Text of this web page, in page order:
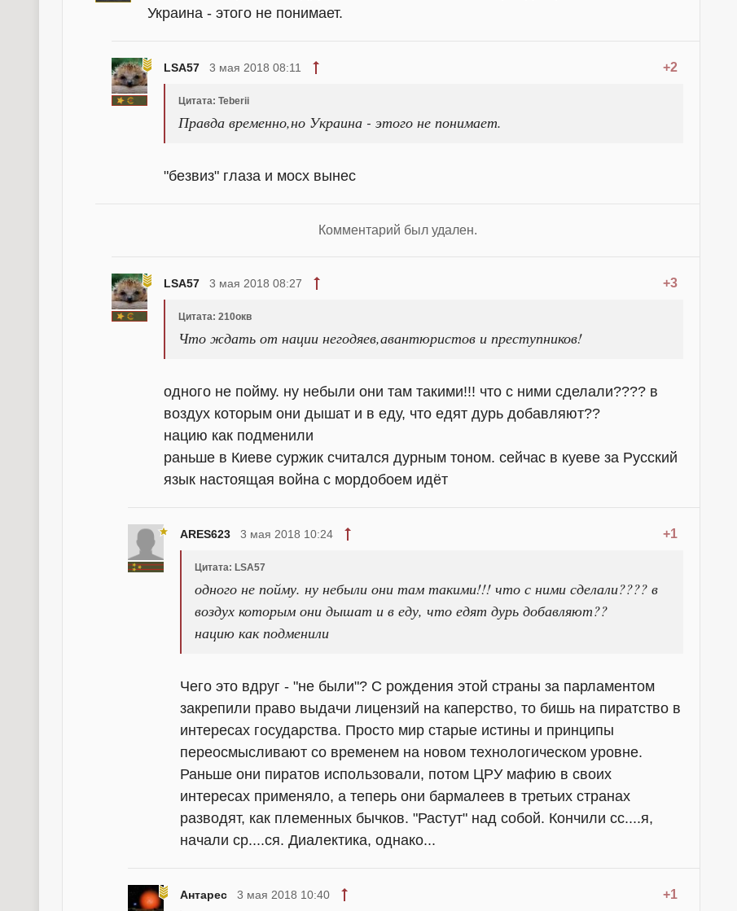
Украина - этого не понимает.
LSA57 +2
3 мая 2018 08:11
Цитата: Teberii
Правда временно,но Украина - этого не понимает.
"безвиз" глаза и мосх вынес
Комментарий был удален.
LSA57 +3
3 мая 2018 08:27
Цитата: 210окв
Что ждать от нации негодяев,авантюристов и преступников!
одного не пойму. ну небыли они там такими!!! что с ними сделали???? в
воздух которым они дышат и в еду, что едят дурь добавляют??
нацию как подменили
раньше в Киеве суржик считался дурным тоном. сейчас в куеве за Русский
язык настоящая война с мордобоем идёт
ARES623 +1
3 мая 2018 10:24
Цитата: LSA57
одного не пойму. ну небыли они там такими!!! что с ними сделали???? в
воздух которым они дышат и в еду, что едят дурь добавляют??
нацию как подменили
Чего это вдруг - "не были"? С рождения этой страны за парламентом
закрепили право выдачи лицензий на каперство, то бишь на пиратство в
интересах государства. Просто мир старые истины и принципы
переосмысливают со временем на новом технологическом уровне.
Раньше они пиратов использовали, потом ЦРУ мафию в своих
интересах применяло, а теперь они бармалеев в третьих странах
разводят, как племенных бычков. "Растут" над собой. Кончили сс....я,
начали ср....ся. Диалектика, однако...
Антарес +1
3 мая 2018 10:40